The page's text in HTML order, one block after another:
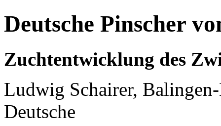
Deutsche Pinscher
Zuchtentwicklung des
Ludwig Schairer,
Deutsche